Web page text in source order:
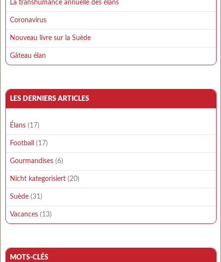
La transhumance annuelle des élans
Coronavirus
Nouveau livre sur la Suède
Gâteau élan
LES DERNIERS ARTICLES
Élans (17)
Football (17)
Gourmandises (6)
Nicht kategorisiert (20)
Suède (31)
Vacances (13)
MOTS-CLÉS